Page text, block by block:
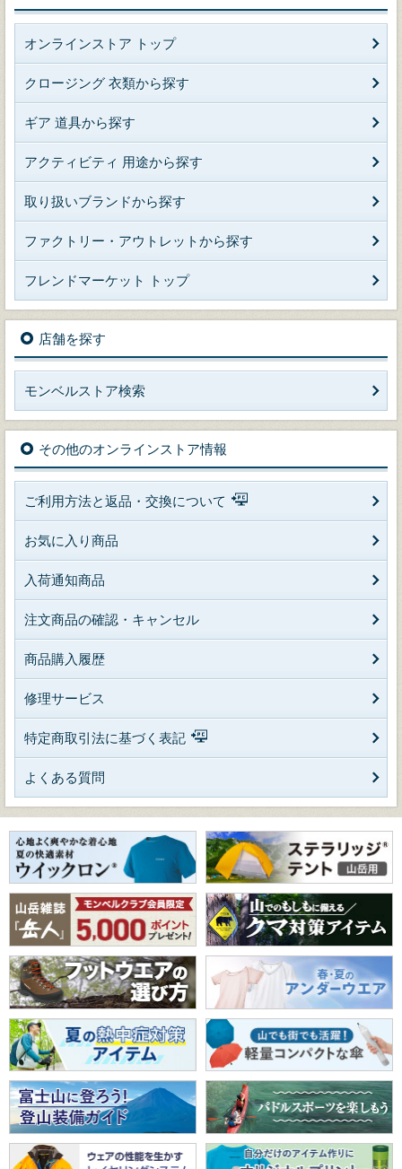
オンラインストア トップ
クロージング 衣類から探す
ギア 道具から探す
アクティビティ 用途から探す
取り扱いブランドから探す
ファクトリー・アウトレットから探す
フレンドマーケット トップ
店舗を探す
モンベルストア検索
その他のオンラインストア情報
ご利用方法と返品・交換について
お気に入り商品
入荷通知商品
注文商品の確認・キャンセル
商品購入履歴
修理サービス
特定商取引法に基づく表記
よくある質問